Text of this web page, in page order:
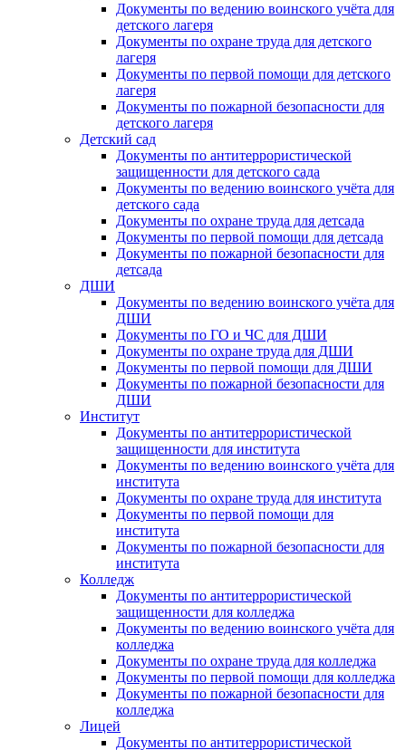
Документы по ведению воинского учёта для
детского лагеря
Документы по охране труда для детского
лагеря
Документы по первой помощи для детского
лагеря
Документы по пожарной безопасности для
детского лагеря
Детский сад
Документы по антитеррористической
защищенности для детского сада
Документы по ведению воинского учёта для
детского сада
Документы по охране труда для детсада
Документы по первой помощи для детсада
Документы по пожарной безопасности для
детсада
ДШИ
Документы по ведению воинского учёта для
ДШИ
Документы по ГО и ЧС для ДШИ
Документы по охране труда для ДШИ
Документы по первой помощи для ДШИ
Документы по пожарной безопасности для
ДШИ
Институт
Документы по антитеррористической
защищенности для института
Документы по ведению воинского учёта для
института
Документы по охране труда для института
Документы по первой помощи для
института
Документы по пожарной безопасности для
института
Колледж
Документы по антитеррористической
защищенности для колледжа
Документы по ведению воинского учёта для
колледжа
Документы по охране труда для колледжа
Документы по первой помощи для колледжа
Документы по пожарной безопасности для
колледжа
Лицей
Документы по антитеррористической